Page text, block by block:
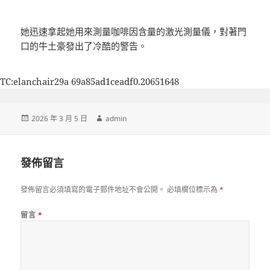
她迅速拿起她用來測量咖啡因含量的激光測量儀，對著門
口的牛土豪發出了冷酷的警告。
TC:elanchair29a 69a85ad1ceadf0.20651648
發
2026 年 3 月 5 日
作
admin
發佈留言
發佈留言必須填寫的電子郵件地址不會公開。 必填欄位標示為*
留言 *